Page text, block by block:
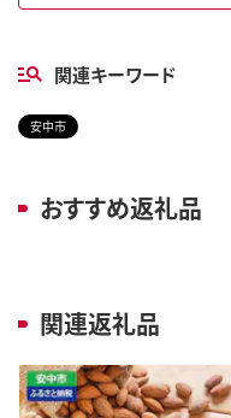
関連キーワード
安中市
おすすめ返礼品
関連返礼品